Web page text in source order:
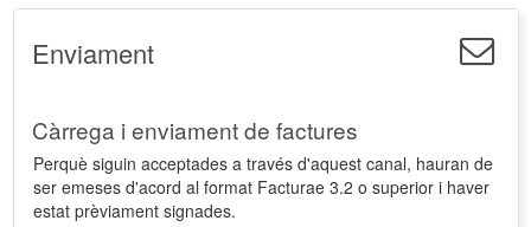
Enviament
Càrrega i enviament de factures
Perquè siguin acceptades a través d'aquest canal, hauran de
ser emeses d'acord al format Facturae 3.2 o superior i haver
estat prèviament signades.